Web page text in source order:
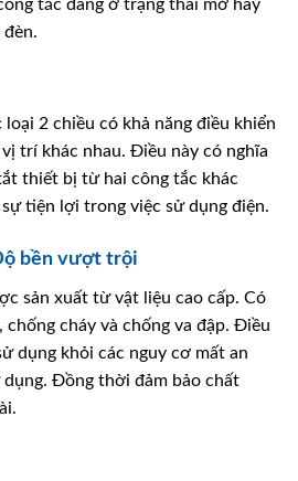
tắc đang ở trạng thái mở hay
loại 2 chiều có khả năng điều khiển
trí khác nhau. Điều này có nghĩa
thiết bị từ hai công tắc khác
tiện lợi trong việc sử dụng điện.
bền vượt trội
sản xuất từ vật liệu cao cấp. Có
cháy và chống va đập. Điều
dụng khỏi các nguy cơ mất an
Đồng thời đảm bảo chất